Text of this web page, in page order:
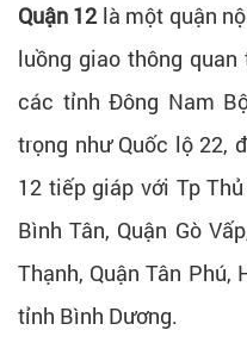
Quận 12 là một quận
luồng giao thông
các tỉnh Đông Nam
trọng như Quốc lộ 22,
12 tiếp giáp với Tp
Bình Tân, Quận Gò
Thạnh, Quận Tân Phú,
tỉnh Bình Dương.